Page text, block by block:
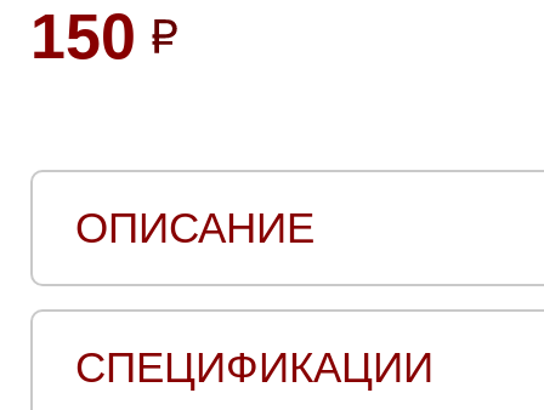
150
ОПИСАНИЕ
СПЕЦИФИКАЦИИ